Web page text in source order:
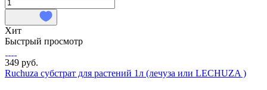
Хит
Быстрый просмотр
349 руб.
Ruchuza субстрат для растений 1л (лечуза или LECHUZA )